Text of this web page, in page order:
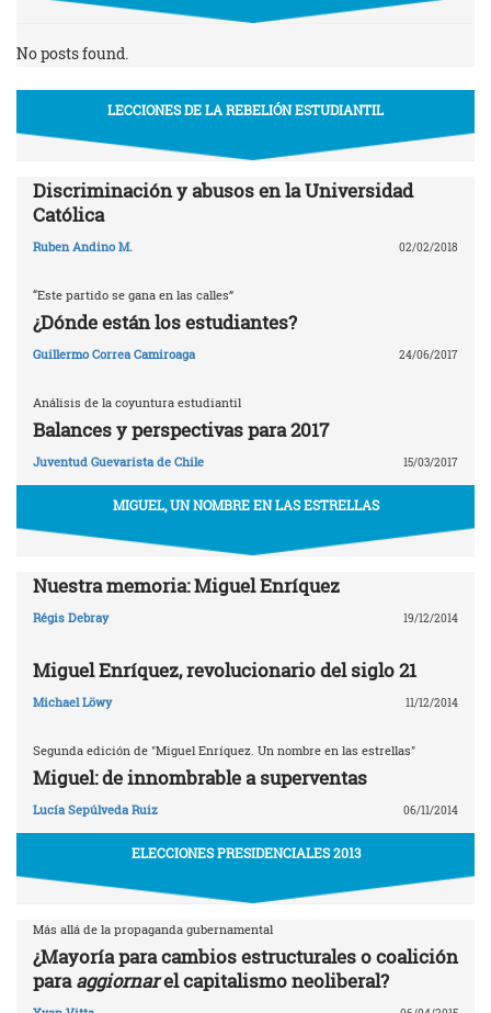
No posts found.
LECCIONES DE LA REBELIÓN ESTUDIANTIL
Discriminación y abusos en la Universidad
Católica
Ruben Andino M. 02/02/2018
“Este partido se gana en las calles”
¿Dónde están los estudiantes?
Guillermo Correa Camiroaga 24/06/2017
Análisis de la coyuntura estudiantil
Balances y perspectivas para 2017
Juventud Guevarista de Chile 15/03/2017
MIGUEL, UN NOMBRE EN LAS ESTRELLAS
Nuestra memoria: Miguel Enríquez
Régis Debray 19/12/2014
Miguel Enríquez, revolucionario del siglo 21
Michael Löwy 11/12/2014
Segunda edición de "Miguel Enríquez. Un nombre en las estrellas"
Miguel: de innombrable a superventas
Lucía Sepúlveda Ruiz 06/11/2014
ELECCIONES PRESIDENCIALES 2013
Más allá de la propaganda gubernamental
¿Mayoría para cambios estructurales o coalición
paraaggiornarel capitalismo neoliberal?